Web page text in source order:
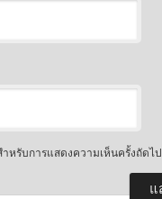
หรับการแสดงความเห็นครั้งถัดไป